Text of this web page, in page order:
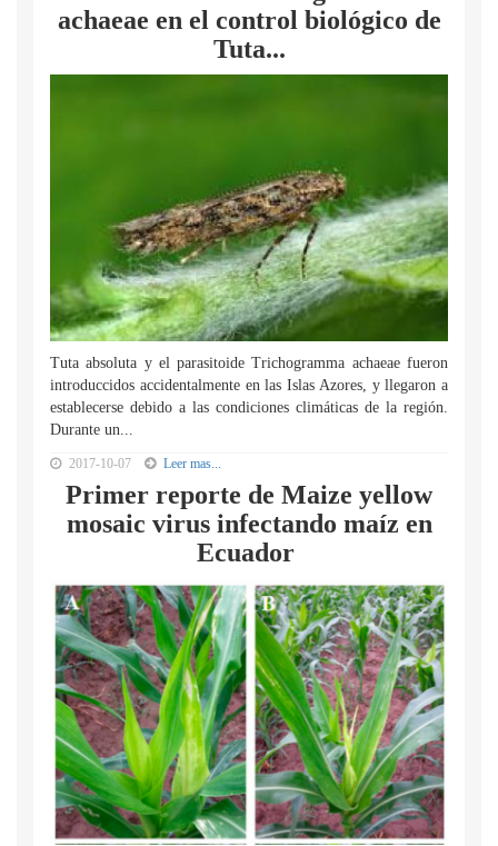
achaeae en el control biológico de
Tuta...
Tuta absoluta y el parasitoide Trichogramma achaeae fueron
introduccidos accidentalmente en las Islas Azores, y llegaron a
establecerse debido a las condiciones climáticas de la región.
Durante un...
2017-10-07 Leer mas...
Primer reporte de Maize yellow
mosaic virus infectando maíz en
Ecuador